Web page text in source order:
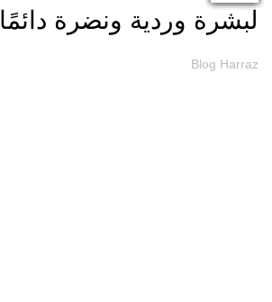
لبشرة وردية ونضرة دائمًا
Blog Harraz